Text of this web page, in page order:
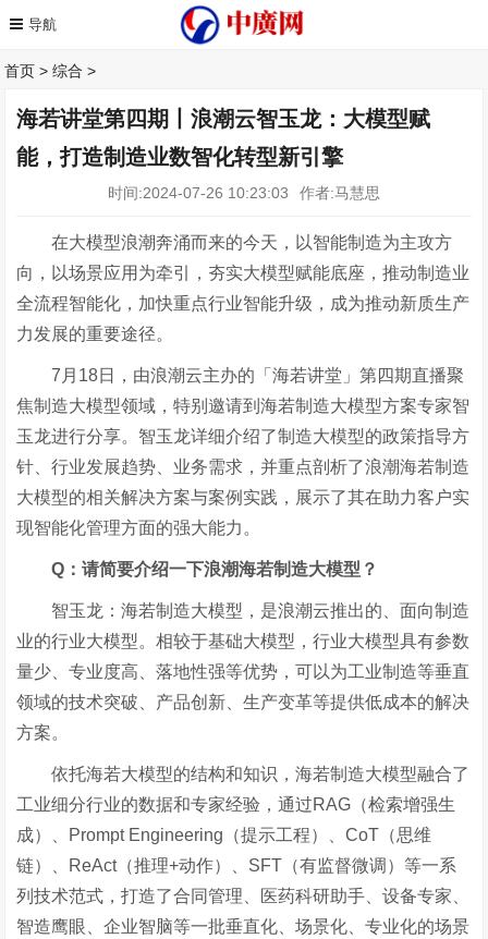
首页 >综合 >
海若讲堂第四期丨浪潮云智玉龙：大模型赋
能，打造制造业数智化转型新引擎
时间:2024-07-26 10:23:03 作者:马慧思
在大模型浪潮奔涌而来的今天，以智能制造为主攻方
向，以场景应用为牵引，夯实大模型赋能底座，推动制造业
全流程智能化，加快重点行业智能升级，成为推动新质生产
力发展的重要途径。
7 月 18日，由浪潮云主办的「海若讲堂」第四期直播聚
焦制造大模型领域，特别邀请到海若制造大模型方案专家智
玉龙进行分享。智玉龙详细介绍了制造大模型的政策指导方
针、行业发展趋势、业务需求，并重点剖析了浪潮海若制造
大模型的相关解决方案与案例实践，展示了其在助力客户实
现智能化管理方面的强大能力。
Q ：请简要介绍一下浪潮海若制造大模型？
智玉龙：海若制造大模型，是浪潮云推出的、面向制造
业的行业大模型。相较于基础大模型，行业大模型具有参数
量少、专业度高、落地性强等优势，可以为工业制造等垂直
领域的技术突破、产品创新、生产变革等提供低成本的解决
方案。
依托海若大模型的结构和知识，海若制造大模型融合了
工业细分行业的数据和专家经验，通过RAG（检索增强生
成）、Prompt Engineering（提示工程）、CoT（思维
链）、ReAct（推理+动作）、SFT（有监督微调）等一系
列技术范式，打造了合同管理、医药科研助手、设备专家、
智造鹰眼、企业智脑等一批垂直化、场景化、专业化的场景